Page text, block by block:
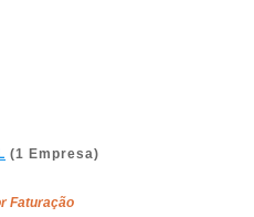
(1 Empresa)
Faturação